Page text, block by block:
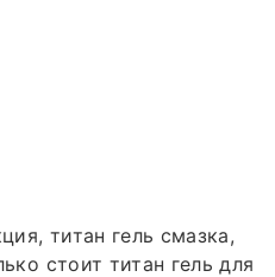
титан гель смазка,
стоит титан гель для